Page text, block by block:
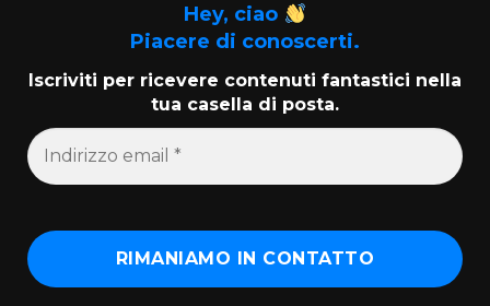
Hey, ciao
Piacere di conoscerti.
Iscriviti per ricevere contenuti fantastici nella
tua casella di posta.